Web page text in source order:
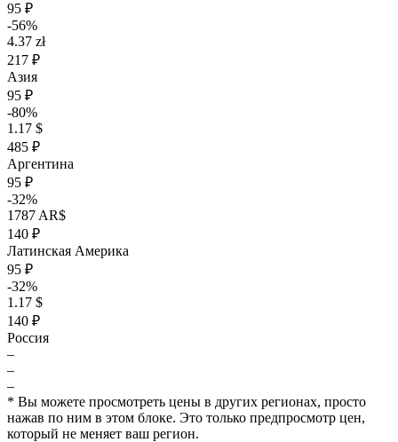
95 ₽
-56%
4.37 zł
217 ₽
Азия
95 ₽
-80%
1.17 $
485 ₽
Аргентина
95 ₽
-32%
1787 AR$
140 ₽
Латинская Америка
95 ₽
-32%
1.17 $
140 ₽
Россия
–
–
–
* Вы можете просмотреть цены в других регионах, просто
нажав по ним в этом блоке. Это только предпросмотр цен,
который не меняет ваш регион.